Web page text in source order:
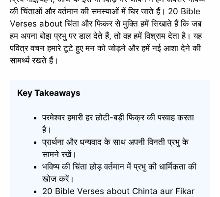
की चिंताओं और वर्तमान की समस्याओं में घिर जाते हैं। 20 Bible
Verses about चिंता और फिकर से मुक्ति हमें सिखाते हैं कि जब
हम अपना बोझ प्रभु पर डाल देते हैं, तो वह हमें विश्राम देता है। यह
पवित्र वचन हमारे टूटे हुए मन को जोड़ने और हमें नई आशा देने की
सामर्थ्य रखते हैं।
Key Takeaways
परमेश्वर हमारी हर छोटी-बड़ी फिक्र की परवाह करता
है।
प्रार्थना और धन्यवाद के साथ अपनी विनती प्रभु के
सामने रखें।
भविष्य की चिंता छोड़ वर्तमान में प्रभु की धार्मिकता की
खोज करें।
20 Bible Verses about Chinta aur Fikar